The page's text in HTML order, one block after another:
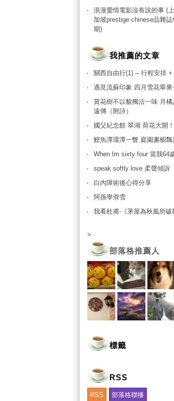
浪漫愛情電影沒有說的事 (
加坡prestige chinese品雜
期)
我推薦的文章
關西自由行(1) -- 行程安排
遇見流蘇印象 四月雪花翠果
賞花樹不以貌獨沽一味 月橘
遠傳（附詩）
國父紀念館 翠湖 荷花大開！
鯉魚潭環潭一瞥 庭園書櫥飄
When Im sixty four 當我64
speak softly love 柔聲傾訴
白內障術後心得分享
阿孫學滑雪
我看杜甫‧《茅屋為秋風所破
>
部落格推薦人
標籤
RSS
RSS 部落格聯播